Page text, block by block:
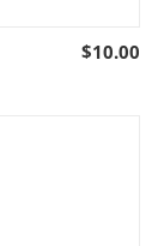
$10.00